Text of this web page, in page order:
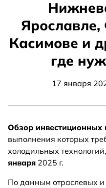
Касимове и
где
17 января
Обзор инвестиционных
выполнения которых
холодильных
января 2025 г.
По данным отраслевых